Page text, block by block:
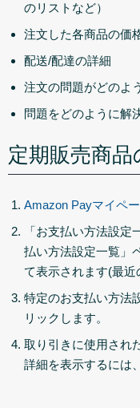
のリストなど）
注文した各商品の価
配送/配達の詳細
注文の問題がどのよ
問題をどのように解
定期販売商品
Amazon Payマイペ
「お支払い方法設定
払い方法設定一覧」
て表示されます(最近
特定のお支払い方法
リックします。
取り引きに使用され
詳細を表示するには、